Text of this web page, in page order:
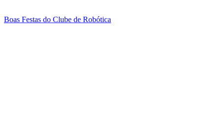
Boas Festas do Clube de Robótica